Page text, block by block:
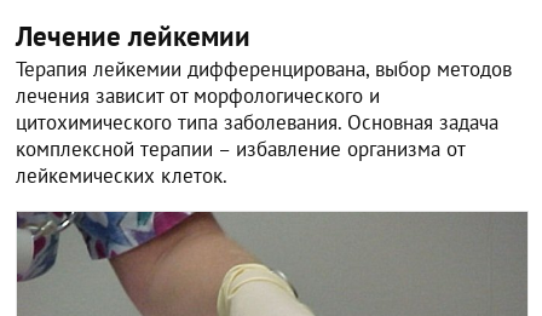
Лечение лейкемии
Терапия лейкемии дифференцирована, выбор методов
лечения зависит от морфологического и
цитохимического типа заболевания. Основная задача
комплексной терапии – избавление организма от
лейкемических клеток.